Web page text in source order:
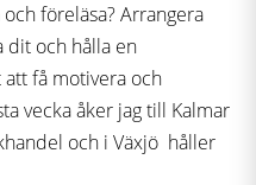
föreläsa? Arrangera
dit och hålla en
få motivera och
vecka åker jag till Kalmar
och i Växjö håller